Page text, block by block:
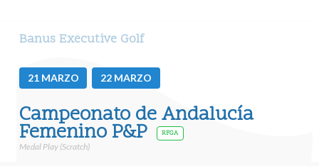
Banus Executive Golf
21 MARZO 22 MARZO
Campeonato de Andalucía
Femenino P&P RFGA
Medal Play (Scratch)